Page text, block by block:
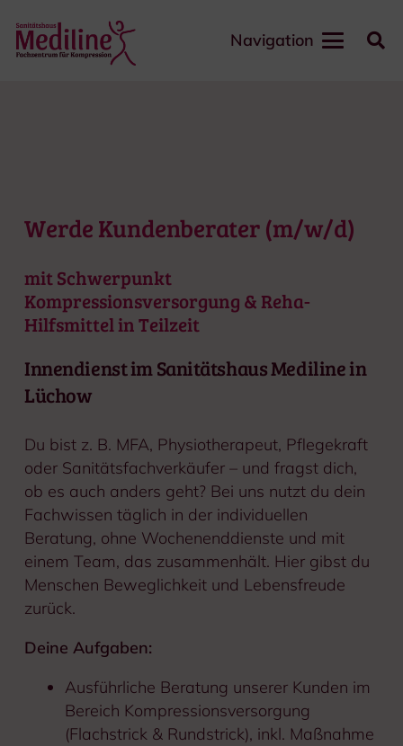
Navigation
Werde Kundenberater (m/w/d)
mit Schwerpunkt
Kompressionsversorgung & Reha-
Hilfsmittel in Teilzeit
Innendienst im Sanitätshaus Mediline in
Lüchow
Du bist z. B. MFA, Physiotherapeut, Pflegekraft
oder Sanitätsfachverkäufer – und fragst dich,
ob es auch anders geht? Bei uns nutzt du dein
Fachwissen täglich in der individuellen
Beratung, ohne Wochenenddienste und mit
einem Team, das zusammenhält. Hier gibst du
Menschen Beweglichkeit und Lebensfreude
zurück.
Deine Aufgaben:
Ausführliche Beratung unserer Kunden im
Bereich Kompressionsversorgung
(Flachstrick & Rundstrick), inkl. Maßnahme